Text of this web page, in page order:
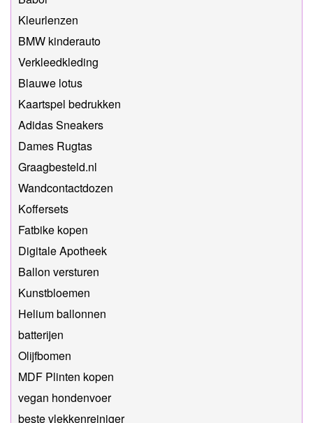
Kleurlenzen
BMW kinderauto
Verkleedkleding
Blauwe lotus
Kaartspel bedrukken
Adidas Sneakers
Dames Rugtas
Graagbesteld.nl
Wandcontactdozen
Koffersets
Fatbike kopen
Digitale Apotheek
Ballon versturen
Kunstbloemen
Helium ballonnen
batterijen
Olijfbomen
MDF Plinten kopen
vegan hondenvoer
beste vlekkenreiniger